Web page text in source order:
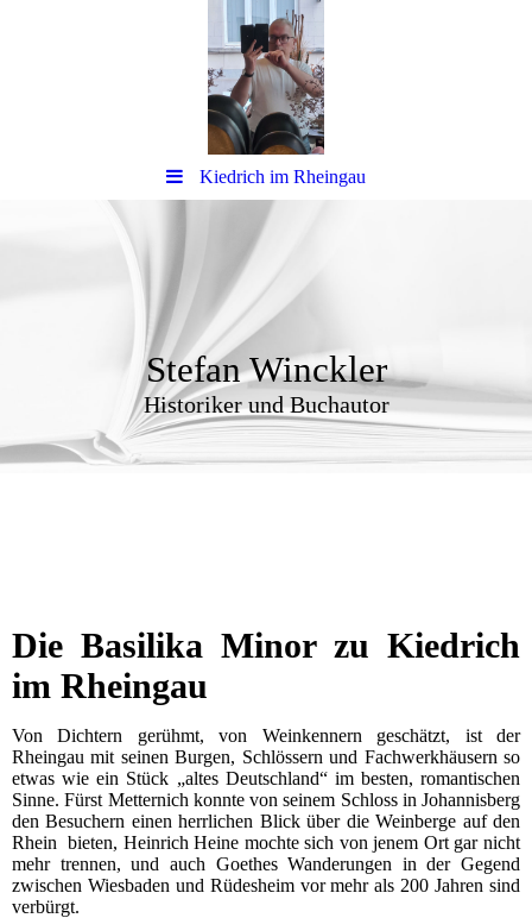
Kiedrich im Rheingau
Stefan Winckler
Historiker und Buchautor
Die Basilika Minor zu Kiedrich
im Rheingau
Von Dichtern gerühmt, von Weinkennern geschätzt, ist der
Rheingau mit seinen Burgen, Schlössern und Fachwerkhäusern so
etwas wie ein Stück „altes Deutschland“ im besten, romantischen
Sinne. Fürst Metternich konnte von seinem Schloss in Johannisberg
den Besuchern einen herrlichen Blick über die Weinberge auf den
Rhein bieten, Heinrich Heine mochte sich von jenem Ort gar nicht
mehr trennen, und auch Goethes Wanderungen in der Gegend
zwischen Wiesbaden und Rüdesheim vor mehr als 200 Jahren sind
verbürgt.